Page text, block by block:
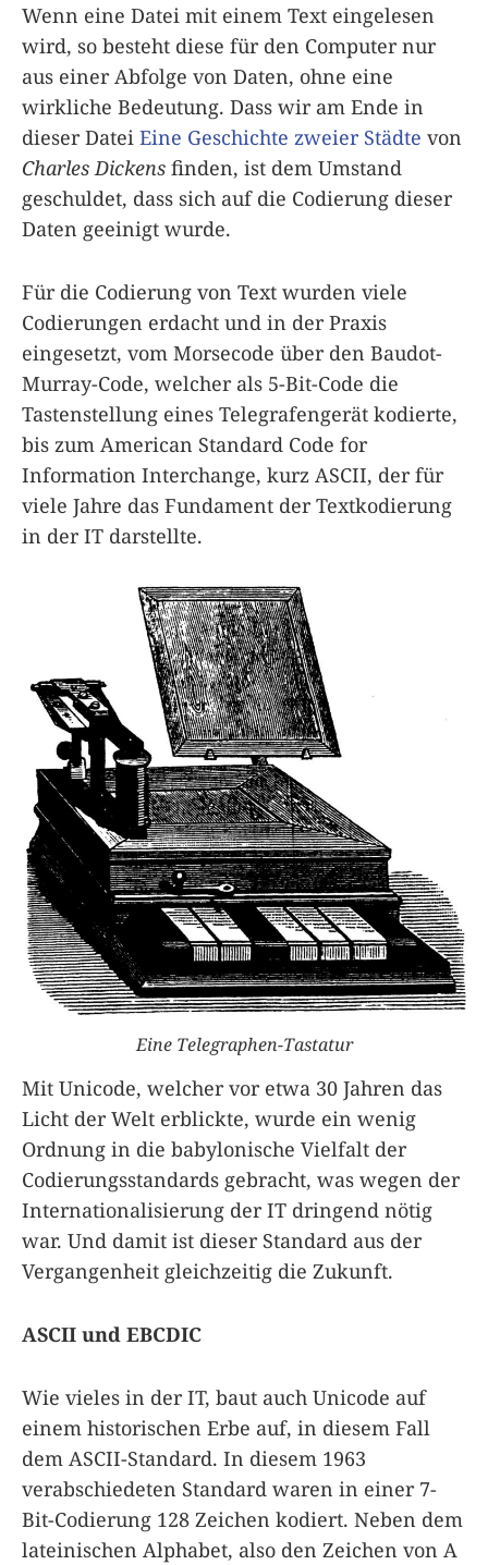
Wenn eine Datei mit einem Text eingelesen
wird, so besteht diese für den Computer nur
aus einer Abfolge von Daten, ohne eine
wirkliche Bedeutung. Dass wir am Ende in
dieser Datei Eine Geschichte zweier Städte von
Charles Dickens finden, ist dem Umstand
geschuldet, dass sich auf die Codierung dieser
Daten geeinigt wurde.
Für die Codierung von Text wurden viele
Codierungen erdacht und in der Praxis
eingesetzt, vom Morsecode über den Baudot-
Murray-Code, welcher als 5-Bit-Code die
Tastenstellung eines Telegrafengerät kodierte,
bis zum American Standard Code for
Information Interchange, kurz ASCII, der für
viele Jahre das Fundament der Textkodierung
in der IT darstellte.
Eine Telegraphen-Tastatur
Mit Unicode, welcher vor etwa 30 Jahren das
Licht der Welt erblickte, wurde ein wenig
Ordnung in die babylonische Vielfalt der
Codierungsstandards gebracht, was wegen der
Internationalisierung der IT dringend nötig
war. Und damit ist dieser Standard aus der
Vergangenheit gleichzeitig die Zukunft.
ASCII und EBCDIC
Wie vieles in der IT, baut auch Unicode auf
einem historischen Erbe auf, in diesem Fall
dem ASCII-Standard. In diesem 1963
verabschiedeten Standard waren in einer 7-
Bit-Codierung 128 Zeichen kodiert. Neben dem
lateinischen Alphabet, also den Zeichen von A